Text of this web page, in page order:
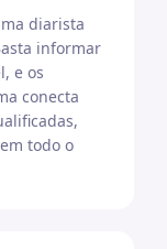
diarista
informar
e os
conecta
todo o